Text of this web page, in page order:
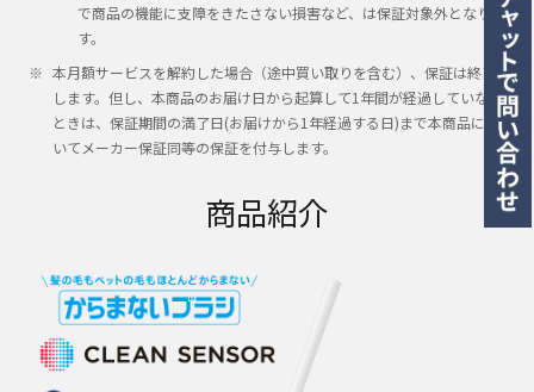
で商品の機能に支障をきたさない損害など、は保証対象外となりま
す。
本月額サービスを解約した場合（途中買い取りを含む）、保証は終了
します。但し、本商品のお届け日から起算して1年間が経過していない
ときは、保証期間の満了日(お届けから1年経過する日)まで本商品につ
いてメーカー保証同等の保証を付与します。
商品紹介